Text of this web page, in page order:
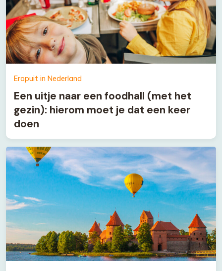
Eropuit in Nederland
Een uitje naar een foodhall (met het
gezin): hierom moet je dat een keer
doen